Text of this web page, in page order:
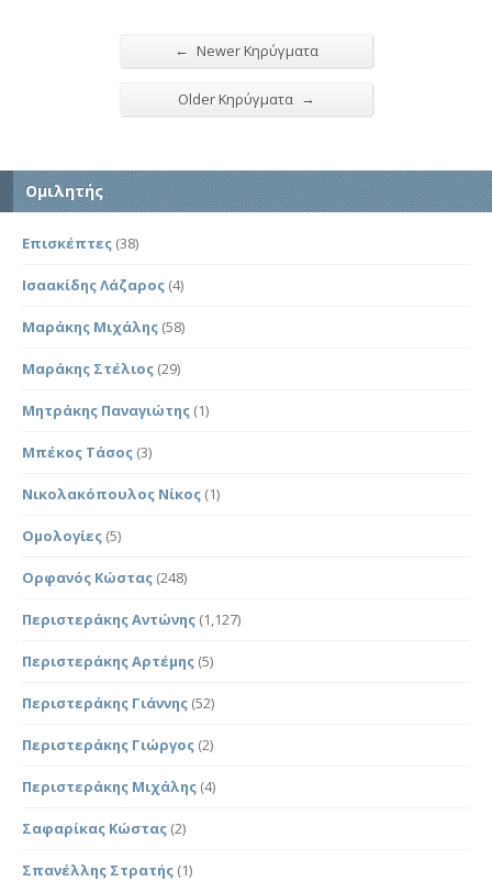
← Newer Κηρύγματα
Older Κηρύγματα →
Ομιλητής
Επισκέπτες (38)
Ισαακίδης Λάζαρος (4)
Μαράκης Μιχάλης (58)
Μαράκης Στέλιος (29)
Μητράκης Παναγιώτης (1)
Μπέκος Τάσος (3)
Νικολακόπουλος Νίκος (1)
Ομολογίες (5)
Ορφανός Κώστας (248)
Περιστεράκης Αντώνης (1,127)
Περιστεράκης Αρτέμης (5)
Περιστεράκης Γιάννης (52)
Περιστεράκης Γιώργος (2)
Περιστεράκης Μιχάλης (4)
Σαφαρίκας Κώστας (2)
Σπανέλλης Στρατής (1)